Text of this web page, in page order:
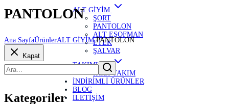
ALT GİYİM
ŞORT
PANTOLON
ALT EŞOFMAN
ETEK
ŞALVAR
TAKIMLAR
İKİLİ TAKIM
İNDİRİMLİ ÜRÜNLER
BLOG
İLETİŞİM
PANTOLON
Ana SayfaÜrünlerALT GİYİMPANTOLON
Kapat
Kategoriler